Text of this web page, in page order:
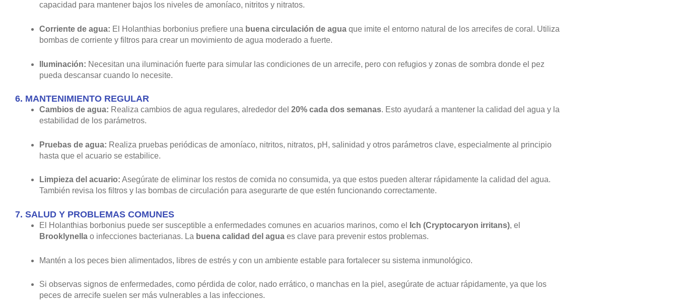
capacidad para mantener bajos los niveles de amoníaco, nitritos y nitratos.
Corriente de agua: El Holanthias borbonius prefiere una buena circulación de agua que imite el entorno natural de los arrecifes de coral. Utiliza
bombas de corriente y filtros para crear un movimiento de agua moderado a fuerte.
Iluminación: Necesitan una iluminación fuerte para simular las condiciones de un arrecife, pero con refugios y zonas de sombra donde el pez
pueda descansar cuando lo necesite.
6. MANTENIMIENTO REGULAR
Cambios de agua: Realiza cambios de agua regulares, alrededor del 20% cada dos semanas. Esto ayudará a mantener la calidad del agua y la
estabilidad de los parámetros.
Pruebas de agua: Realiza pruebas periódicas de amoníaco, nitritos, nitratos, pH, salinidad y otros parámetros clave, especialmente al principio
hasta que el acuario se estabilice.
Limpieza del acuario: Asegúrate de eliminar los restos de comida no consumida, ya que estos pueden alterar rápidamente la calidad del agua.
También revisa los filtros y las bombas de circulación para asegurarte de que estén funcionando correctamente.
7. SALUD Y PROBLEMAS COMUNES
El Holanthias borbonius puede ser susceptible a enfermedades comunes en acuarios marinos, como el Ich (Cryptocaryon irritans), el
Brooklynella o infecciones bacterianas. La buena calidad del agua es clave para prevenir estos problemas.
Mantén a los peces bien alimentados, libres de estrés y con un ambiente estable para fortalecer su sistema inmunológico.
Si observas signos de enfermedades, como pérdida de color, nado errático, o manchas en la piel, asegúrate de actuar rápidamente, ya que los
peces de arrecife suelen ser más vulnerables a las infecciones.